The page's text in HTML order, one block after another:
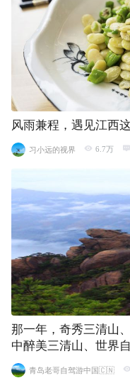
风雨兼程，遇见江西
习小远的视界 6.7万
那一年，奇秀三清山
中醉美三清山、世界
站】
青岛老哥自驾游中国🇨🇳